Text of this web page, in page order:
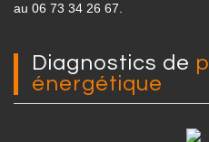
au 06 73 34 26 67.
diagnostics de
énergétique